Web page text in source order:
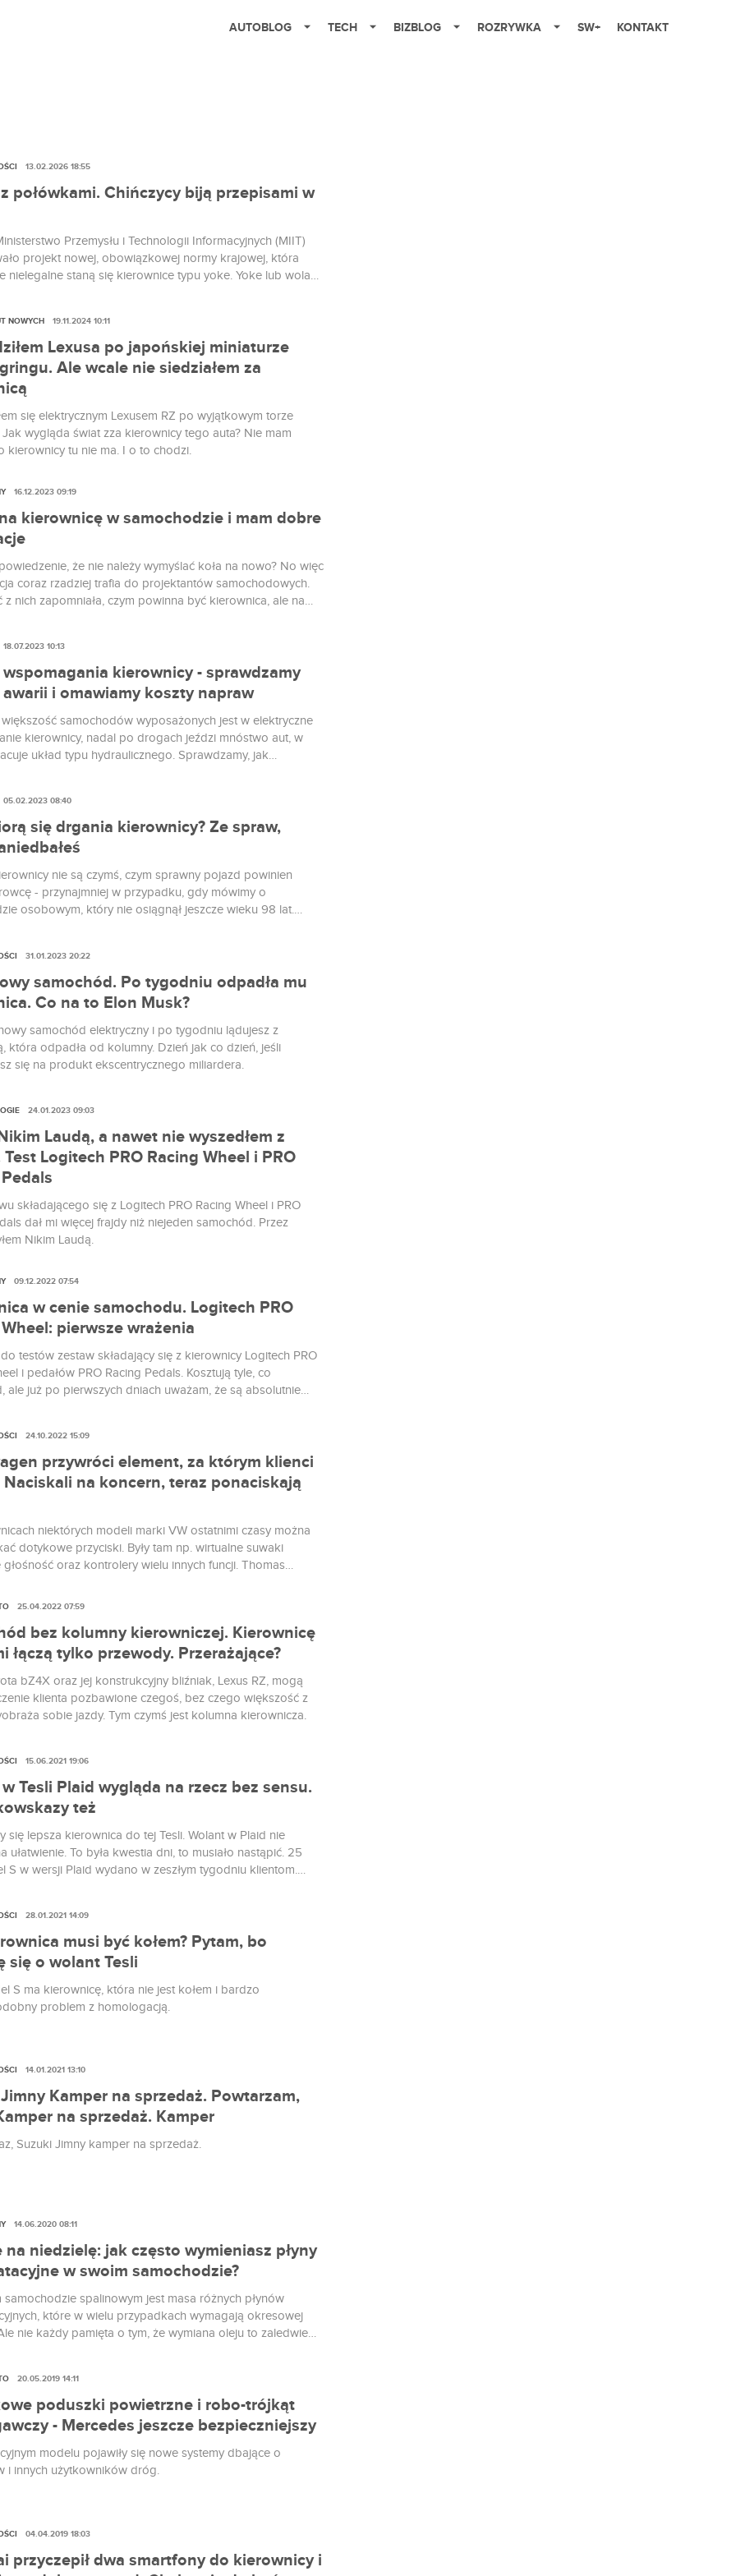
AUTOBLOG TECH BIZBLOG ROZRYWKA SW+ KONTAKT
połówkami. Chińczycy biją przepisami w
Przemysłu i Technologii Informacyjnych (MIIT)
projekt nowej, obowiązkowej normy krajowej, która
nielegalne staną się kierownice typu yoke. Yoke lub wolant.
czyli uciętą konstrukcję, niczym w samolocie. Czy to
Kto jechał z yoke, ten...
13.02.2026 18:55
Lexusa po japońskiej miniaturze
Ale wcale nie siedziałem za
się elektrycznym Lexusem RZ po wyjątkowym torze
wygląda świat zza kierownicy tego auta? Nie mam
kierownicy tu nie ma. I o to chodzi.
NOWYCH 19.11.2024 10:11
kierownicę w samochodzie i mam dobre
że nie należy wymyślać koła na nowo? No więc
coraz rzadziej trafia do projektantów samochodowych.
z nich zapomniała, czym powinna być kierownica, ale na
16.12.2023 09:19
kierownicy - sprawdzamy
i omawiamy koszty napraw
samochodów wyposażonych jest w elektryczne
kierownicy, nadal po drogach jeździ mnóstwo aut, w
układ typu hydraulicznego. Sprawdzamy, jak
18.07.2023 10:13
się drgania kierownicy? Ze spraw,
nie są czymś, czym sprawny pojazd powinien
- przynajmniej w przypadku, gdy mówimy o
osobowym, który nie osiągnął jeszcze wieku 98 lat.
05.02.2023 08:40
samochód. Po tygodniu odpadła mu
Co na to Elon Musk?
samochód elektryczny i po tygodniu lądujesz z
która odpadła od kolumny. Dzień jak co dzień, jeśli
się na produkt ekscentrycznego miliardera.
31.01.2023 20:22
Laudą, a nawet nie wyszedłem z
Logitech PRO Racing Wheel i PRO
składającego się z Logitech PRO Racing Wheel i PRO
dał mi więcej frajdy niż niejeden samochód. Przez
Nikim Laudą.
24.01.2023 09:03
w cenie samochodu. Logitech PRO
pierwsze wrażenia
testów zestaw składający się z kierownicy Logitech PRO
i pedałów PRO Racing Pedals. Kosztują tyle, co
ale już po pierwszych dniach uważam, że są absolutnie
09.12.2022 07:54
przywróci element, za którym klienci
Naciskali na koncern, teraz ponaciskają
niektórych modeli marki VW ostatnimi czasy można
dotykowe przyciski. Były tam np. wirtualne suwaki
głośność oraz kontrolery wielu innych funcji. Thomas
24.10.2022 15:09
bez kolumny kierowniczej. Kierownicę
łączą tylko przewody. Przerażające?
bZ4X oraz jej konstrukcyjny bliźniak, Lexus RZ, mogą
klienta pozbawione czegoś, bez czego większość z
sobie jazdy. Tym czymś jest kolumna kierownicza.
25.04.2022 07:59
Tesli Plaid wygląda na rzecz bez sensu.
też
się lepsza kierownica do tej Tesli. Wolant w Plaid nie
ułatwienie. To była kwestia dni, to musiało nastąpić. 25
S w wersji Plaid wydano w zeszłym tygodniu klientom.
Plaid przejedzie z Vmax lub ile razy pod rząd wersja
stanie osiągnąć 322 na km/h, ale nadszedł film zupełnie
tym, jak się steruje tym supersamochodem.
15.06.2021 19:06
musi być kołem? Pytam, bo
się o wolant Tesli
S ma kierownicę, która nie jest kołem i bardzo
problem z homologacją.
28.01.2021 14:09
Kamper na sprzedaż. Powtarzam,
na sprzedaż. Kamper
Suzuki Jimny kamper na sprzedaż.
14.01.2021 13:10
na niedzielę: jak często wymieniasz płyny
w swoim samochodzie?
samochodzie spalinowym jest masa różnych płynów
które w wielu przypadkach wymagają okresowej
nie każdy pamięta o tym, że wymiana oleju to zaledwie
14.06.2020 08:11
poduszki powietrzne i robo-trójkąt
- Mercedes jeszcze bezpieczniejszy
modelu pojawiły się nowe systemy dbające o
i innych użytkowników dróg.
20.05.2019 14:11
przyczepił dwa smartfony do kierownicy i
04.04.2019 18:03